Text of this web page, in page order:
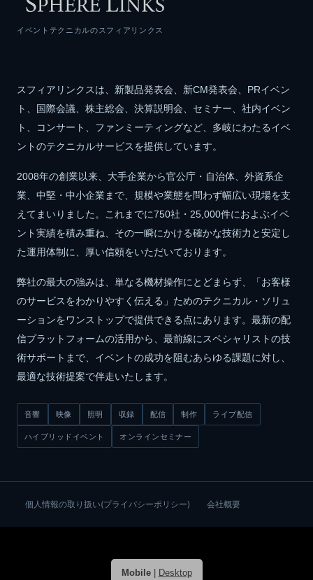
イベントテクニカルのスフィアリンクス
スフィアリンクスは、新製品発表会、新CM発表会、PRイベン
ト、国際会議、株主総会、決算説明会、セミナー、社内イベン
ト、コンサート、ファンミーティングなど、多岐にわたるイベ
ントのテクニカルサービスを提供しています。
2008年の創業以来、大手企業から官公庁・自治体、外資系企
業、中堅・中小企業まで、規模や業態を問わず幅広い現場を支
えてまいりました。これまでに750社・25,000件におよぶイベ
ント実績を積み重ね、その一瞬にかける確かな技術力と安定し
た運用体制に、厚い信頼をいただいております。
弊社の最大の強みは、単なる機材操作にとどまらず、「お客様
のサービスをわかりやすく伝える」ためのテクニカル・ソリュ
ーションをワンストップで提供できる点にあります。最新の配
信プラットフォームの活用から、最前線にスペシャリストの技
術サポートまで、イベントの成功を阻むあらゆる課題に対し、
最適な技術提案で伴走いたします。
音響 映像 照明 収録 配信 制作 ライブ配信
ハイブリッドイベント オンラインセミナー
個人情報の取り扱い(プライバシーポリシー) 会社概要
Mobile| Desktop